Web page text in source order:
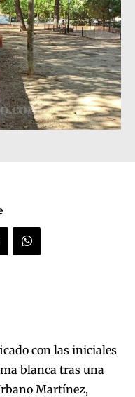
con las iniciales
blanca tras una
Martínez,